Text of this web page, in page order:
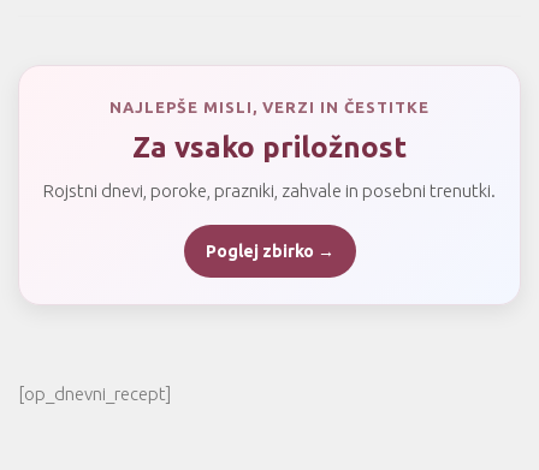
NAJLEPŠE MISLI, VERZI IN ČESTITKE
Za vsako priložnost
Rojstni dnevi, poroke, prazniki, zahvale in posebni trenutki.
Poglej zbirko →
[op_dnevni_recept]